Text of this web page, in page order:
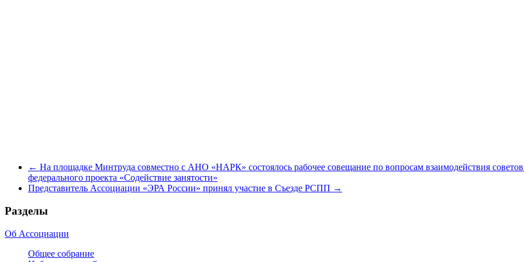
← На площадке Минтруда совместно с АНО «НАРК» состоялось рабочее совещание по вопросам взаимодействия
федерального проекта «Содействие занятости»
Представитель Ассоциации «ЭРА России» принял участие в Съезде РСПП →
Разделы
Об Ассоциации
Общее собрание